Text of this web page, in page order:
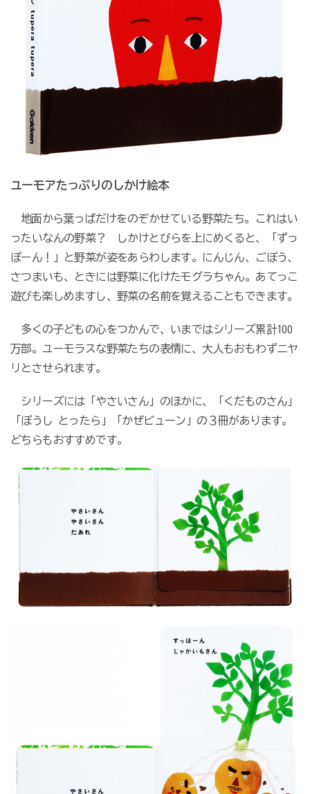
ユーモアたっぷりのしかけ絵本
地面から葉っぱだけをのぞかせている野菜たち。これはい
ったいなんの野菜？ しかけとびらを上にめくると、「ずっ
ぽーん！」と野菜が姿をあらわします。にんじん、ごぼう、
さつまいも、ときには野菜に化けたモグラちゃん。あてっこ
遊びも楽しめますし、野菜の名前を覚えることもできます。
多くの子どもの心をつかんで、いまではシリーズ累計100
万部。ユーモラスな野菜たちの表情に、大人もおもわずニヤ
リとさせられます。
シリーズには「やさいさん」のほかに、「くだものさん」
「ぼうし とったら」「かぜビューン」の３冊があります。
どちらもおすすめです。